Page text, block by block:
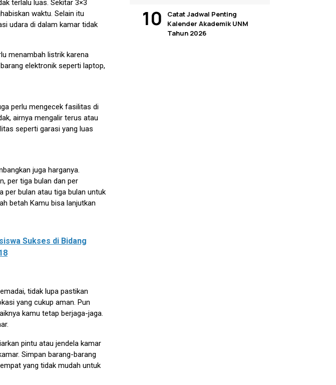
terlalu luas. Sekitar 3×3
waktu. Selain itu
udara di dalam kamar tidak
menambah listrik karena
elektronik seperti laptop,
perlu mengecek fasilitas di
airnya mengalir terus atau
seperti garasi yang luas
juga harganya.
per tiga bulan dan per
per bulan atau tiga bulan untuk
betah Kamu bisa lanjutkan
Sukses di Bidang
tidak lupa pastikan
yang cukup aman. Pun
kamu tetap berjaga-jaga.
pintu atau jendela kamar
Simpan barang-barang
yang tidak mudah untuk
Catat Jadwal Penting
Kalender Akademik UNM
Tahun 2026